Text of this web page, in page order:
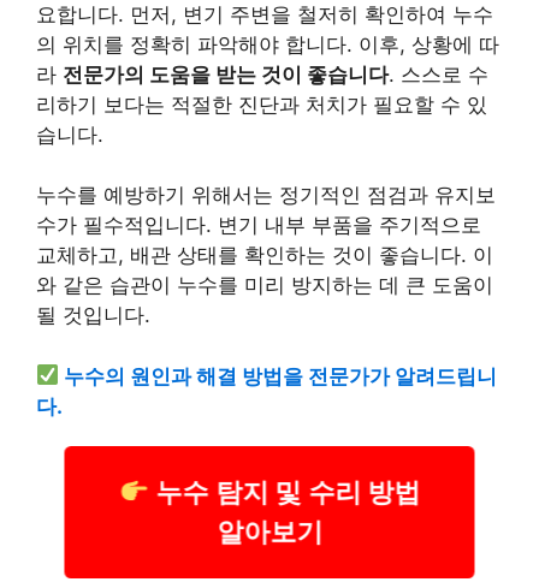
요합니다. 먼저, 변기 주변을 철저히 확인하여 누수
의 위치를 정확히 파악해야 합니다. 이후, 상황에 따
라 전문가의 도움을 받는 것이 좋습니다. 스스로 수
리하기 보다는 적절한 진단과 처치가 필요할 수 있
습니다.
누수를 예방하기 위해서는 정기적인 점검과 유지보
수가 필수적입니다. 변기 내부 부품을 주기적으로
교체하고, 배관 상태를 확인하는 것이 좋습니다. 이
와 같은 습관이 누수를 미리 방지하는 데 큰 도움이
될 것입니다.
누수의 원인과 해결 방법을 전문가가 알려드립니
다.
누수 탐지 및 수리 방법
알아보기